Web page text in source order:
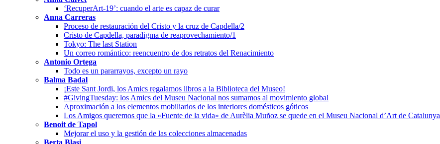
‘RecuperArt-19’: cuando el arte es capaz de curar
Anna Carreras
Proceso de restauración del Cristo y la cruz de Capdella/2
Cristo de Capdella, paradigma de reaprovechamiento/1
Tokyo: The last Station
Un correo romántico: reencuentro de dos retratos del Renacimiento
Antonio Ortega
Todo es un pararrayos, excepto un rayo
Balma Badal
¡Este Sant Jordi, los Amics regalamos libros a la Biblioteca del Museo!
#GivingTuesday: los Amics del Museu Nacional nos sumamos al movimiento global
Aproximación a los elementos mobiliarios de los interiores domésticos góticos
Los Amigos queremos que la «Fuente de la vida» de Aurèlia Muñoz se quede en el Museu Nacional d’Art de Catalunya
Benoit de Tapol
Mejorar el uso y la gestión de las colecciones almacenadas
Berta Blasi